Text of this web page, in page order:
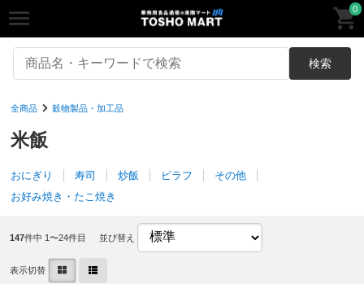
0
検索
全商品 穀物製品・加工品
米飯
おにぎり 寿司 炒飯 ピラフ
その他
お好み焼き・たこ焼き
147件中 1〜24件目 並び替え
表示切替